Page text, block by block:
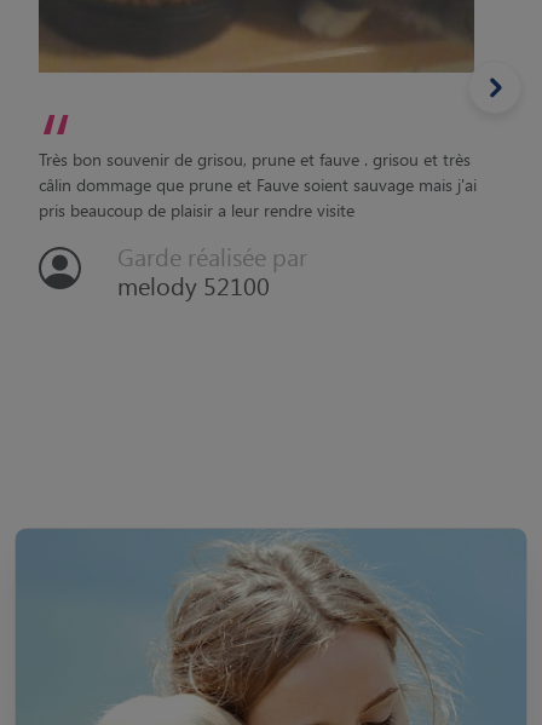
“
Très bon souvenir de grisou, prune et fauve . grisou et très
câlin dommage que prune et Fauve soient sauvage mais j'ai
pris beaucoup de plaisir a leur rendre visite
Garde réalisée par
melody 52100